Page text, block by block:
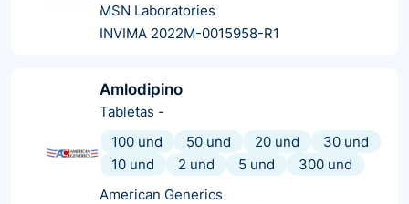
MSN Laboratories
INVIMA 2022M-0015958-R1
Amlodipino
Tabletas -
100 und
50 und 20 und
30 und
10 und
2 und 5 und
300 und
American Generics